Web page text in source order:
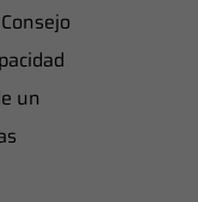
un